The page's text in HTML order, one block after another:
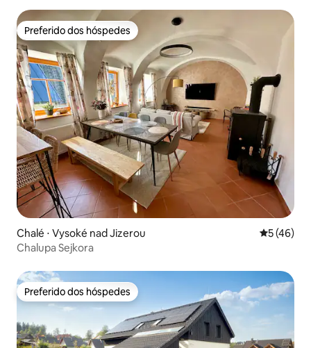
Preferido dos hóspedes
Preferido dos hóspedes
Chalé ⋅ Vysoké nad Jizerou 5 de uma
5 (46)
Chalupa Sejkora
Preferido dos hóspedes
Preferido dos hóspedes